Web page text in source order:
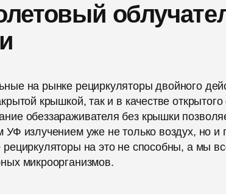
на рынке рециркуляторы двойного
крышкой, так и в качестве
обеззараживателя без крышки
УФ излучением уже не только воздух, но
на это не способны, а мы
микроорганизмов.